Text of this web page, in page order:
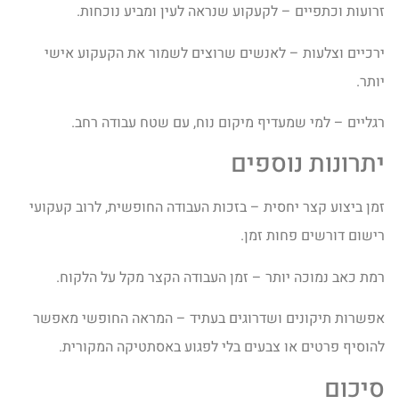
זרועות וכתפיים – לקעקוע שנראה לעין ומביע נוכחות.
ירכיים וצלעות – לאנשים שרוצים לשמור את הקעקוע אישי
יותר.
רגליים – למי שמעדיף מיקום נוח, עם שטח עבודה רחב.
יתרונות נוספים
זמן ביצוע קצר יחסית – בזכות העבודה החופשית, לרוב קעקועי
רישום דורשים פחות זמן.
רמת כאב נמוכה יותר – זמן העבודה הקצר מקל על הלקוח.
אפשרות תיקונים ושדרוגים בעתיד – המראה החופשי מאפשר
להוסיף פרטים או צבעים בלי לפגוע באסתטיקה המקורית.
סיכום